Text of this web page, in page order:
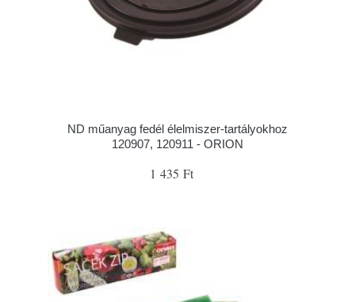
ND műanyag fedél élelmiszer-tartályokhoz
120907, 120911 - ORION
1 435 Ft